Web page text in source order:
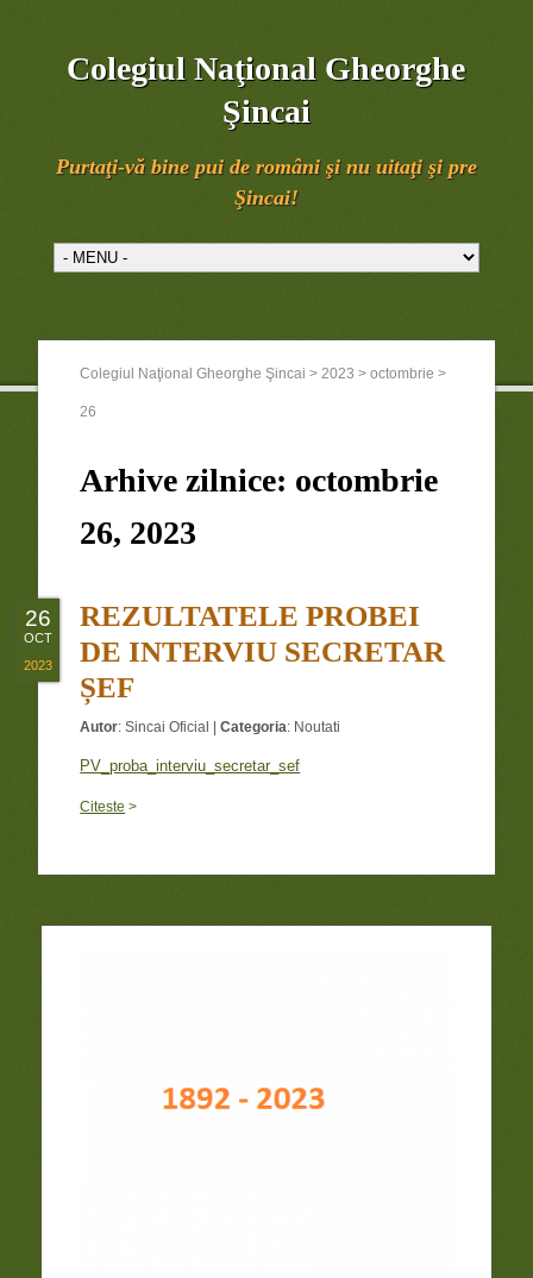
Colegiul Naţional Gheorghe
Şincai
Purtaţi-vă bine pui de români şi nu uitaţi şi pre
Şincai!
Colegiul Naţional Gheorghe Şincai >2023 >octombrie >
26
Arhive zilnice: octombrie
26, 2023
REZULTATELE PROBEI
DE INTERVIU SECRETAR
ȘEF
Autor:Sincai Oficial |Categoria: Noutati
PV_proba_interviu_secretar_sef
Citeste >
26
OCT
2023